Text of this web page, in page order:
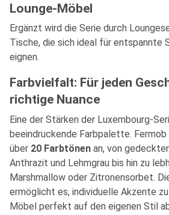
Lounge-Möbel
Ergänzt wird die Serie durch
Tische, die sich ideal für entspannte
eignen.
Farbvielfalt: Für jeden
richtige Nuance
Eine der Stärken der Luxembourg-
beeindruckende Farbpalette.
über 20 Farbtönen an, von
Anthrazit und Lehmgrau bis hin zu
Marshmallow oder Zitronensorbet.
ermöglicht es, individuelle Akzente
Möbel perfekt auf den eigenen Stil